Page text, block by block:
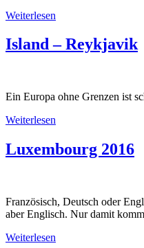
Weiterlesen
Island – Reykjavik
Ein Europa ohne Grenzen ist
Weiterlesen
Luxembourg 2016
Französisch, Deutsch oder
aber Englisch. Nur damit
Weiterlesen